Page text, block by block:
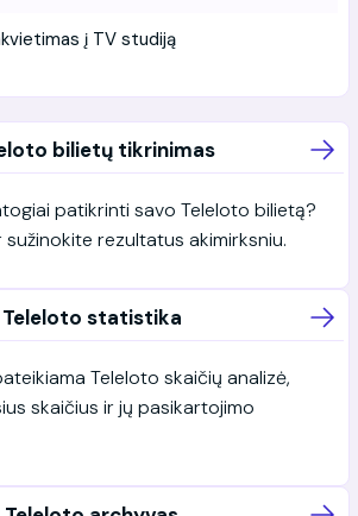
į TV studiją
bilietų tikrinimas
patikrinti savo Teleloto bilietą?
sužinokite rezultatus akimirksniu.
Teleloto statistika
Teleloto skaičių analizė,
skaičius ir jų pasikartojimo